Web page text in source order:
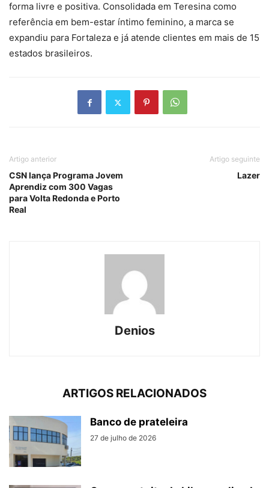
forma livre e positiva. Consolidada em Teresina como
referência em bem-estar íntimo feminino, a marca se
expandiu para Fortaleza e já atende clientes em mais de 15
estados brasileiros.
Artigo anterior
CSN lança Programa Jovem
Aprendiz com 300 Vagas
para Volta Redonda e Porto
Real
Artigo seguinte
Lazer
Denios
ARTIGOS RELACIONADOS
Banco de prateleira
27 de julho de 2026